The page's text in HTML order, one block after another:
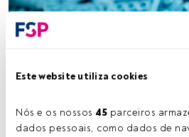
Este website utiliza cookies
Nós e os nossos 45 parceiros
dados pessoais, como dados de